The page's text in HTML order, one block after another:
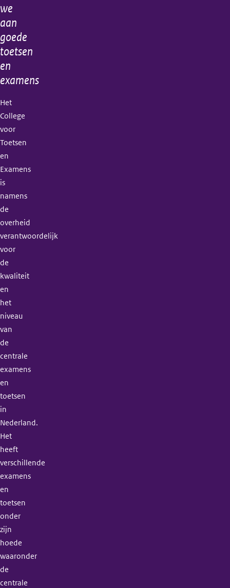
we
aan
goede
toetsen
en
examens
Het
College
voor
Toetsen
en
Examens
is
namens
de
overheid
verantwoordelijk
voor
de
kwaliteit
en
het
niveau
van
de
centrale
examens
en
toetsen
in
Nederland.
Het
heeft
verschillende
examens
en
toetsen
onder
zijn
hoede
waaronder
de
centrale